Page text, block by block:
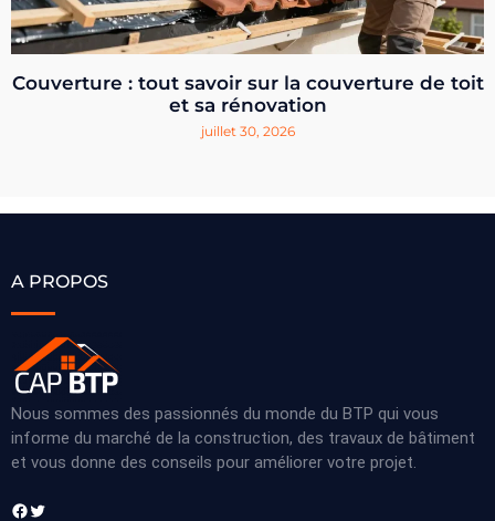
Couverture : tout savoir sur la couverture de toit
et sa rénovation
juillet 30, 2026
A PROPOS
Nous sommes des passionnés du monde du BTP qui vous
informe du marché de la construction, des travaux de bâtiment
et vous donne des conseils pour améliorer votre projet.
Facebook Twitter